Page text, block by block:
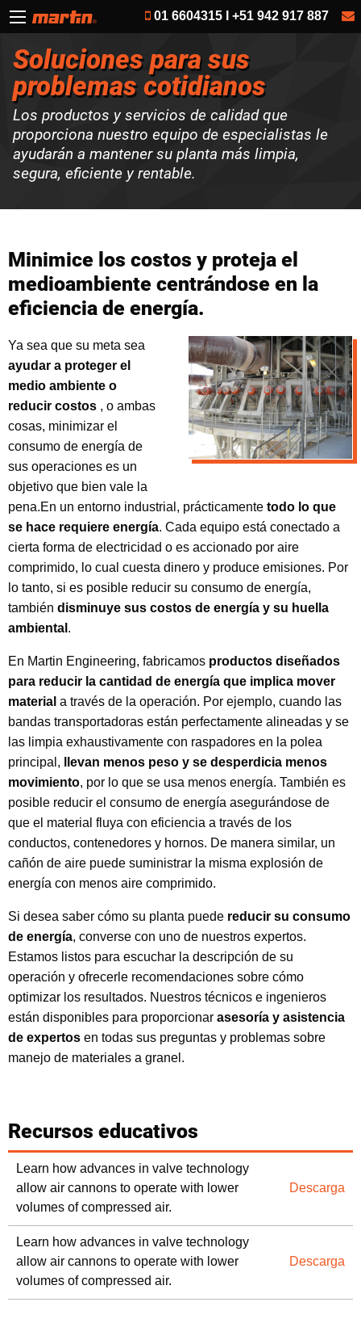
01 6604315 I +51 942 917 887
Soluciones para sus
problemas cotidianos
Los productos y servicios de calidad que
proporciona nuestro equipo de especialistas le
ayudarán a mantener su planta más limpia,
segura, eficiente y rentable.
Minimice los costos y proteja el
medioambiente centrándose en la
eficiencia de energía.
Ya sea que su meta sea
ayudar a proteger el
medio ambiente o
reducir costos , o ambas
cosas, minimizar el
consumo de energía de
sus operaciones es un
objetivo que bien vale la
pena.En un entorno industrial, prácticamente todo lo que
se hace requiere energía. Cada equipo está conectado a
cierta forma de electricidad o es accionado por aire
comprimido, lo cual cuesta dinero y produce emisiones. Por
lo tanto, si es posible reducir su consumo de energía,
también disminuye sus costos de energía y su huella
ambiental .
En Martin Engineering, fabricamos productos diseñados
para reducir la cantidad de energía que implica mover
material a través de la operación. Por ejemplo, cuando las
bandas transportadoras están perfectamente alineadas y se
las limpia exhaustivamente con raspadores en la polea
principal,
llevan menos peso y se desperdicia menos
movimiento, por lo que se usa menos energía. También es
posible reducir el consumo de energía asegurándose de
que el material fluya con eficiencia a través de los
conductos, contenedores y hornos. De manera similar, un
cañón de aire puede suministrar la misma explosión de
energía con menos aire comprimido.
Si desea saber cómo su planta puede reducir su consumo
de energía, converse con uno de nuestros expertos.
Estamos listos para escuchar la descripción de su
operación y ofrecerle recomendaciones sobre cómo
optimizar los resultados. Nuestros técnicos e ingenieros
están disponibles para proporcionar asesoría y asistencia
de expertos en todas sus preguntas y problemas sobre
manejo de materiales a granel.
Recursos educativos
Learn how advances in valve technology
allow air cannons to operate with lower
volumes of compressed air.
Descarga
Learn how advances in valve technology
allow air cannons to operate with lower
volumes of compressed air.
Descarga